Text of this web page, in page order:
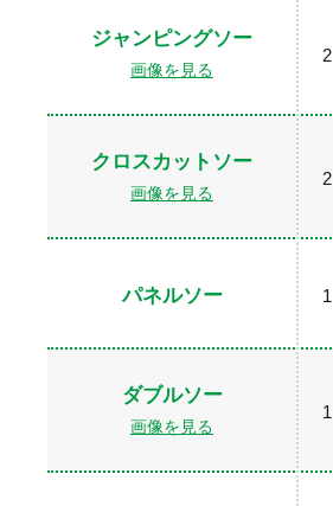
ジャンピングソー
画像を見る
2
クロスカットソー
画像を見る
2
パネルソー 1
ダブルソー
画像を見る
1